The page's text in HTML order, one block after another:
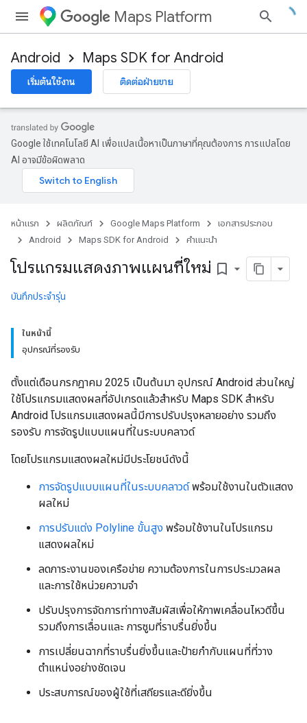
Maps Platform
Android Maps SDK for Android
เริ่มต้นใช้งาน ติดต่อฝ่ายขาย
Google ใช้เทคโนโลยี AI เพื่อแปลเนื้อหาเป็นภาษาที่คุณต้องการ การแปลโดย
AI อาจมีข้อผิดพลาด
หน้าแรก ผลิตภัณฑ์ Google Maps Platform
เอกสารประกอบ
Android
Maps SDK for Android คำแนะนำ
โปรแกรมแสดงภาพแผนที่ใหม่ bookmark_border
บันทึกประจำรุ่น
ในหน้านี้
อุปกรณ์ที่รองรับ
ตั้งแต่เดือนกรกฎาคม 2025 เป็นต้นมา อุปกรณ์ Android ส่วนใหญ่
ใช้โปรแกรมแสดงผลที่อัปเกรดแล้วสำหรับ Maps SDK สำหรับ
Android โปรแกรมแสดงผลนี้มีการปรับปรุงหลายอย่าง รวมถึง
รองรับ การจัดรูปแบบแผนที่ในระบบคลาวด์
โดยโปรแกรมแสดงผลใหม่มีประโยชน์ดังนี้
การจัดรูปแบบแผนที่ในระบบคลาวด์พร้อมใช้งานในตัวแสดง
ผลใหม่
การปรับแต่ง Polyline ขั้นสูง พร้อมใช้งานในโปรแกรม
แสดงผลใหม่
ลดภาระงานของเครือข่าย ความต้องการในการประมวลผล
และการใช้หน่วยความจำ
ปรับปรุงการจัดการท่าทางสัมผัสเพื่อให้ภาพเคลื่อนไหวดีขึ้น
รวมถึงการเลื่อนและ การซูมที่ราบรื่นยิ่งขึ้น
การเปลี่ยนฉากที่ราบรื่นยิ่งขึ้นและป้ายกำกับแผนที่ที่วาง
ตำแหน่งอย่างชัดเจน
ประสบการณ์ของผู้ใช้ที่เสถียรและดียิ่งขึ้น